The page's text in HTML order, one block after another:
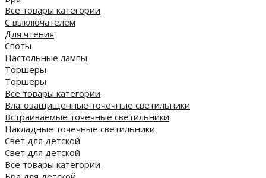
Все товары категории
С выключателем
Для чтения
Споты
Настольные лампы
Торшеры
Торшеры
Все товары категории
Влагозащищенные точечные светильники
Встраиваемые точечные светильники
Накладные точечные светильники
Свет для детской
Свет для детской
Все товары категории